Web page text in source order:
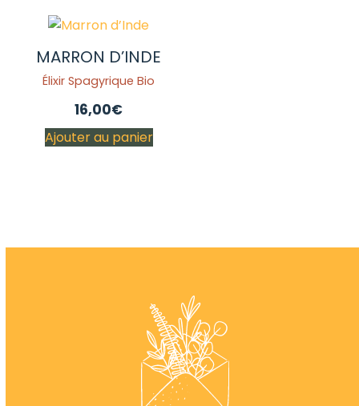
MARRON D’INDE
Élixir Spagyrique Bio
16,00€
Ajouter au panier